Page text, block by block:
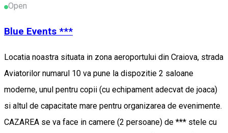
Open
Blue Events ***
Locatia noastra situata in zona aeroportului din Craiova, strada
Aviatorilor numarul 10 va pune la dispozitie 2 saloane
moderne, unul pentru copii (cu echipament adecvat de joaca)
si altul de capacitate mare pentru organizarea de evenimente.
CAZAREA se va face in camere (2 persoane) de *** stele cu